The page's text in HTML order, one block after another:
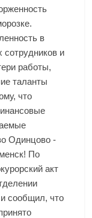
в
сотрудников и
работы,
таланты
что
Одинцово -
По
акт
сообщил, что